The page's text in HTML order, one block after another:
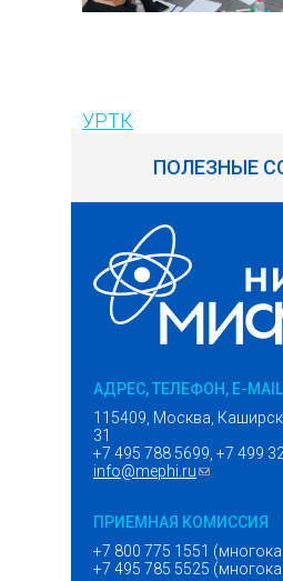
УРТК
ПОЛЕЗНЫЕ
АДРЕС, ТЕЛЕФОН, E-MAIL
115409, Москва,
31
+7 495 788 5699, +7 499
info@mephi.ru(ссылка
ПРИЕМНАЯ КОМИССИЯ
+7 800 775 1551
+7 495 785 5525